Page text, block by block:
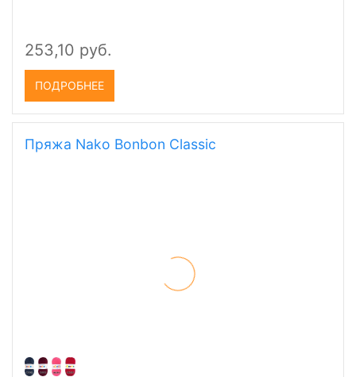
253,10 руб.